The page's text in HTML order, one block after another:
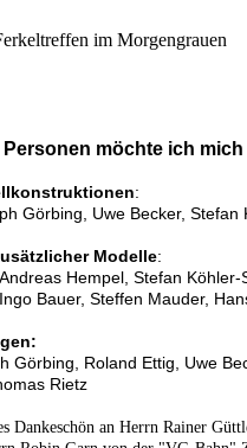
im Morgengrauen
möchte ich
:
Görbing, Uwe Becker, Stefan
Modelle:
Hempel, Stefan
Bauer, Steffen Mauder,
Görbing, Roland Ettig, Uwe
Rietz
Dankeschön an Herrn Rainer